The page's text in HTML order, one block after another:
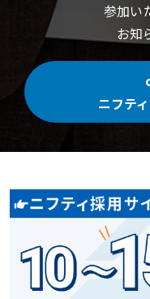
参加い
お知
ニフテ